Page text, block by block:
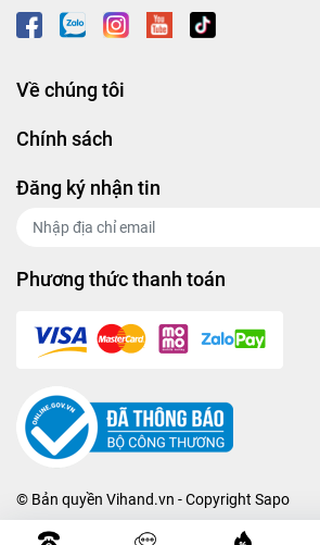
Về chúng tôi
Chính sách
Đăng ký nhận tin
Phương thức thanh toán
© Bản quyền Vihand.vn - Copyright Sapo